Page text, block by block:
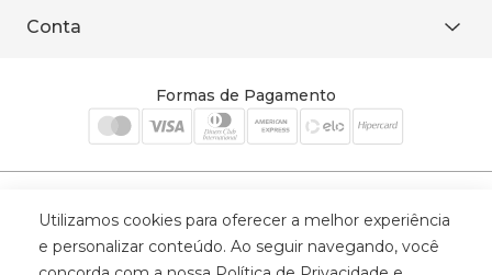
Política de entrega
Conta
Cadastre-se
Formas de Pagamento
Selos de Segurança
Utilizamos cookies para oferecer a melhor experiência
e personalizar conteúdo. Ao seguir navegando, você